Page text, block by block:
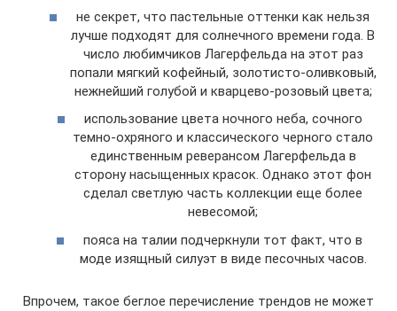
не секрет, что пастельные оттенки как нельзя
лучше подходят для солнечного времени года. В
число любимчиков Лагерфельда на этот раз
попали мягкий кофейный, золотисто-оливковый,
нежнейший голубой и кварцево-розовый цвета;
использование цвета ночного неба, сочного
темно-охряного и классического черного стало
единственным реверансом Лагерфельда в
сторону насыщенных красок. Однако этот фон
сделал светлую часть коллекции еще более
невесомой;
пояса на талии подчеркнули тот факт, что в
моде изящный силуэт в виде песочных часов.
Впрочем, такое беглое перечисление трендов не может